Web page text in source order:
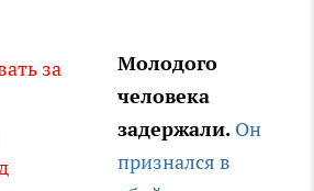
за
Молодого
человека
задержали. Он
признался в